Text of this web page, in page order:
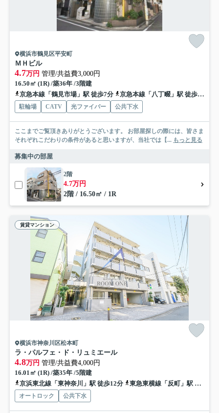
横浜市鶴見区平安町
ＭＨビル
4.7万円 管理/共益費3,000円
16.50㎡ (1R) /築36年 /3階建
京急本線「鶴見市場」駅 徒歩7分
京急本線「八丁畷」駅 徒歩12分
駐輪場 CATV 光ファイバー 公共下水
ここまでご覧頂きありがとうございます。 お部屋探しの際には、皆さま
それぞれこだわりの条件があると思いますが、当社では【... もっと見る
募集中の部屋
2階
4.7万円
2階 / 16.50㎡ / 1R
賃貸マンション
横浜市神奈川区松本町
ラ・パルフェ・ド・リュミエール
4.8万円 管理/共益費4,000円
16.01㎡ (1R) /築35年 /5階建
京浜東北線「東神奈川」駅 徒歩12分
東急東横線「反町」駅 徒歩3分
オートロック 公共下水